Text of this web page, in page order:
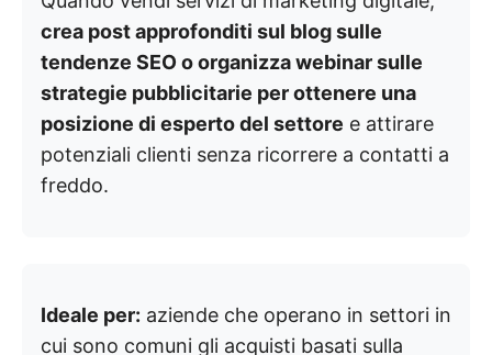
crea post approfonditi sul blog sulle
tendenze SEO o organizza webinar sulle
strategie pubblicitarie per ottenere una
posizione di esperto del settore e attirare
potenziali clienti senza ricorrere a contatti a
freddo.
Ideale per: aziende che operano in settori in
cui sono comuni gli acquisti basati sulla